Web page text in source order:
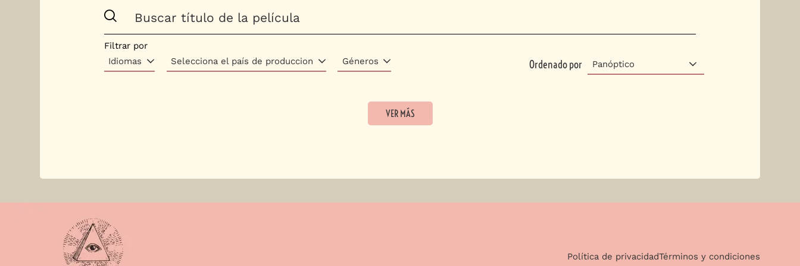
Filtrar por
Idiomas
Selecciona el país de produccion Géneros Ordenado por Panóptico
VER MÁS
Política de privacidadTérminos y condiciones